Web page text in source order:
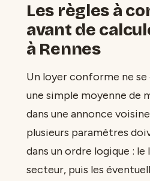
Les règles à
avant de
à Rennes
Un loyer conforme ne se
une simple moyenne de
dans une annonce
plusieurs paramètres
dans un ordre logique :
secteur, puis les